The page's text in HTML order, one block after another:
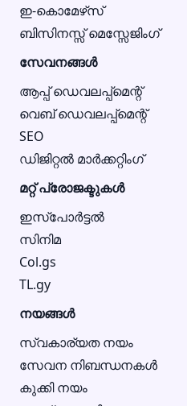
ഇ-കൊമേഴ്‌സ്
ബിസിനസ്സ് മെസ്സേജിംഗ്
സേവനങ്ങൾ
ആപ്പ് ഡെവലപ്പ്മെന്റ്
വെബ് ഡെവലപ്പ്മെന്റ്
SEO
ഡിജിറ്റൽ മാർക്കറ്റിംഗ്
മറ്റ് പ്രോജക്ടുകൾ
ഇസ്‌പോർട്ടൽ
സിനിമ
Col.gs
TL.gy
നയങ്ങൾ
സ്വകാര്യത നയം
സേവന നിബന്ധനകൾ
കുക്കി നയം